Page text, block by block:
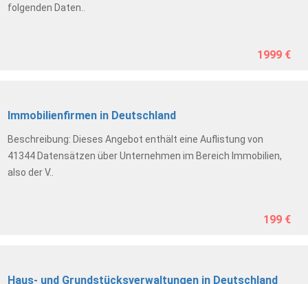
folgenden Daten..
1999 €
Immobilienfirmen in Deutschland
Beschreibung: Dieses Angebot enthält eine Auflistung von
41344 Datensätzen über Unternehmen im Bereich Immobilien,
also der V..
199 €
Haus- und Grundstücksverwaltungen in Deutschland